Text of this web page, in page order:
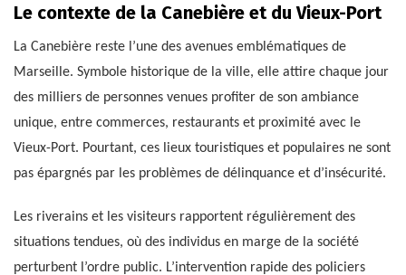
Le contexte de la Canebière et du Vieux-Port
La Canebière reste l’une des avenues emblématiques de
Marseille. Symbole historique de la ville, elle attire chaque jour
des milliers de personnes venues profiter de son ambiance
unique, entre commerces, restaurants et proximité avec le
Vieux-Port. Pourtant, ces lieux touristiques et populaires ne sont
pas épargnés par les problèmes de délinquance et d’insécurité.
Les riverains et les visiteurs rapportent régulièrement des
situations tendues, où des individus en marge de la société
perturbent l’ordre public. L’intervention rapide des policiers